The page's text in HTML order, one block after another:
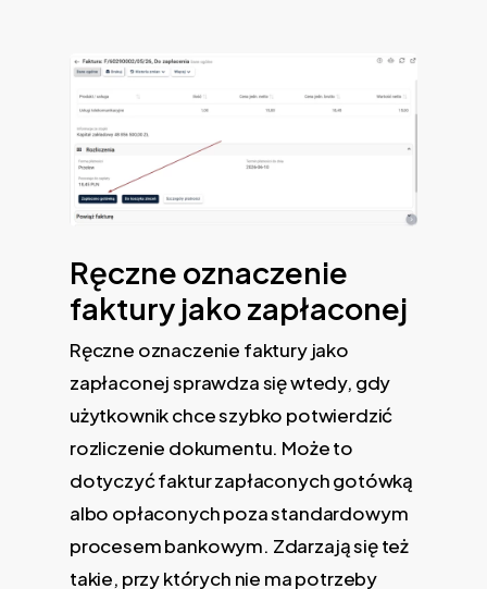
Ręczne oznaczenie
faktury jako zapłaconej
Ręczne oznaczenie faktury jako
zapłaconej sprawdza się wtedy, gdy
użytkownik chce szybko potwierdzić
rozliczenie dokumentu. Może to
dotyczyć faktur zapłaconych gotówką
albo opłaconych poza standardowym
procesem bankowym. Zdarzają się też
takie, przy których nie ma potrzeby